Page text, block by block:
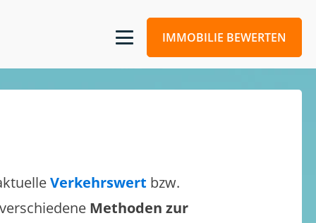
IMMOBILIE BEWERTEN
Verkehrswert bzw.
Methoden zur